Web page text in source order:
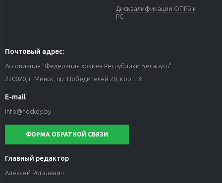
Дисквалификации ОПРБ и
РС
Почтовый адрес:
Ассоциация "Федерация хоккея Республики Беларусь"
220020, г. Минск, пр. Победителей 20, корп. 3
E-mail
info@hockey.by
ФОРМА ОБРАТНОЙ СВЯЗИ
Главный редактор
Алексей Рогалевич